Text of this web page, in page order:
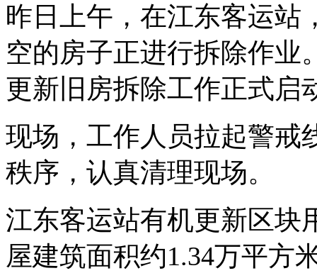
昨日上午，在江东客运站
空的房子正进行拆除作业
更新旧房拆除工作正式启
现场，工作人员拉起警戒
秩序，认真清理现场。
江东客运站有机更新区块
屋建筑面积约1.34万平方